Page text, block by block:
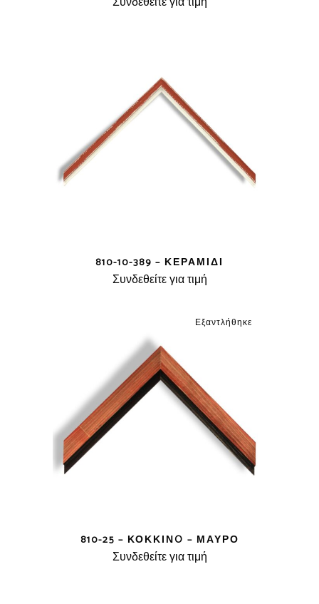
810-10-389 – ΚΕΡΑΜΙΔΊ
Συνδεθείτε για τιμή
Εξαντλήθηκε
810-25 – ΚΌΚΚΙΝO – ΜΑΎΡΟ
Συνδεθείτε για τιμή